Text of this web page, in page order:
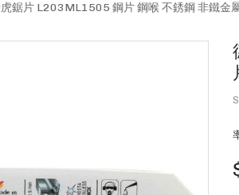
鋸片 L203ML1505 鋼片 鋼喉 不銹鋼 非鐵金